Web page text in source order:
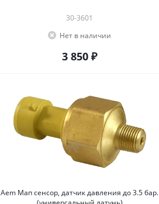
30-3601
Нет в наличии
3 850 ₽
Aem Мап сенсор, датчик давления до 3.5 бар.